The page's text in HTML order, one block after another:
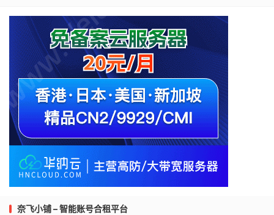
奈飞小铺 – 智能账号合租平台